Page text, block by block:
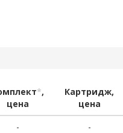
*,
цена
Картридж,
цена
- -